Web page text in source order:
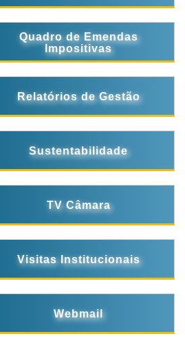
Quadro de Emendas
Impositivas
Relatórios de Gestão
Sustentabilidade
TV Câmara
Visitas Institucionais
Webmail